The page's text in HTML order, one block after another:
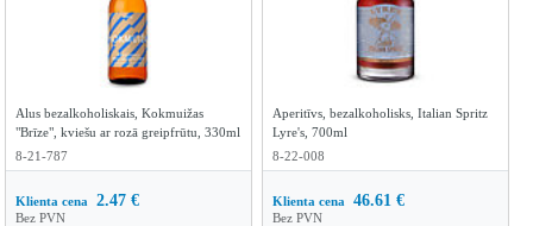
Alus bezalkoholiskais, Kokmuižas
"Brīze", kviešu ar rozā greipfrūtu, 330ml
8-21-787
Klienta cena 2.47 €
Bez PVN
Aperitīvs, bezalkoholisks, Italian Spritz
Lyre's, 700ml
8-22-008
Klienta cena 46.61 €
Bez PVN